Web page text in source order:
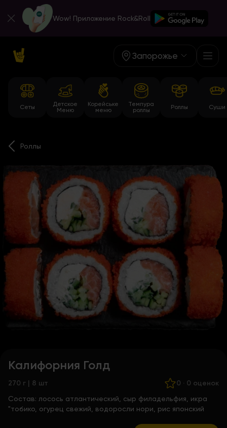
Wow! Приложение Rock&Roll
Запорожье
Сеты
Детское
Меню
Корейське
меню
Темпура
роллы
Роллы Суши
Роллы
Калифорния Голд
270 г | 8 шт 0 · 0 оценок
Состав: лосось атлантический, сыр филадельфия, икра
"тобико, огурец свежий, водоросли нори, рис японский